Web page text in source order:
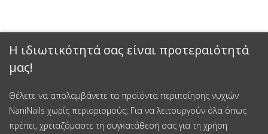
Η ιδιωτικότητά σας είναι προτεραιότητά
μας!
Θέλετε να απολαμβάνετε τα προϊόντα περιποίησης νυχιών
NaniNails χωρίς περιορισμούς; Για να λειτουργούν όλα όπως
πρέπει, χρειαζόμαστε τη συγκατάθεσή σας για τη χρήση